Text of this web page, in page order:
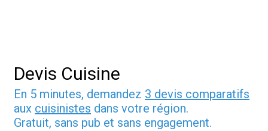
Devis Cuisine
En 5 minutes, demandez 3 devis comparatifs
aux cuisinistes dans votre région.
Gratuit, sans pub et sans engagement.